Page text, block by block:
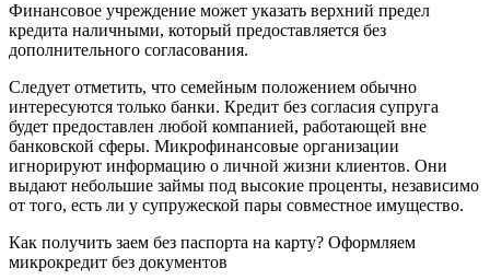
Финансовое учреждение может указать верхний предел
кредита наличными, который предоставляется без
дополнительного согласования.
Следует отметить, что семейным положением обычно
интересуются только банки. Кредит без согласия супруга
будет предоставлен любой компанией, работающей вне
банковской сферы. Микрофинансовые организации
игнорируют информацию о личной жизни клиентов. Они
выдают небольшие займы под высокие проценты, независимо
от того, есть ли у супружеской пары совместное имущество.
Как получить заем без паспорта на карту? Оформляем
микрокредит без документов